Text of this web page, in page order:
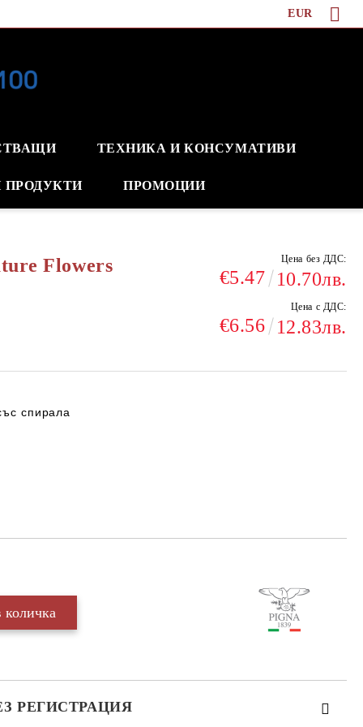
EUR
ТЕХНИКА И КОНСУМАТИВИ
ПРОДУКТИ ПРОМОЦИИ
Flowers
Цена без ДДС:
€5.47 10.70лв.
Цена с ДДС:
€6.56 12.83лв.
спирала
РЕГИСТРАЦИЯ